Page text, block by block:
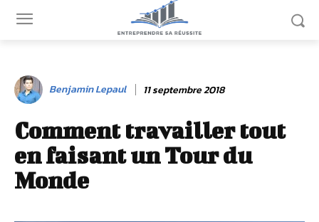
Benjamin Lepaul 11 septembre 2018
Comment travailler tout
en faisant un Tour du
Monde